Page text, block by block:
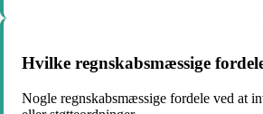
Hvilke regnskabsmæssige
Nogle regnskabsmæssige fordele ved at